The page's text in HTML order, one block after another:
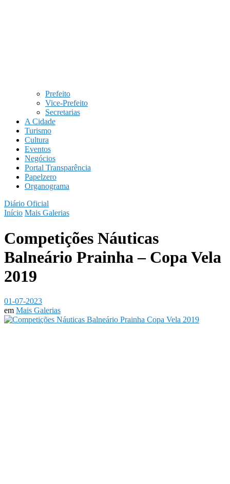
Prefeito
Vice-Prefeito
Secretarias
A Cidade
Turismo
Cultura
Eventos
Negócios
Portal Transparência
Papelzero
Organograma
Diário Oficial
Início Mais Galerias
Competições Náuticas
Balneário Prainha – Copa Vela
2019
01-07-2023
em Mais Galerias